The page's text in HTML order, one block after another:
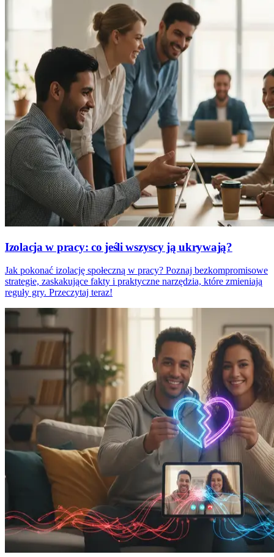
Izolacja w pracy: co jeśli wszyscy ją ukrywają?
Jak pokonać izolację społeczną w pracy? Poznaj bezkompromisowe
strategie, zaskakujące fakty i praktyczne narzędzia, które zmieniają
reguły gry. Przeczytaj teraz!